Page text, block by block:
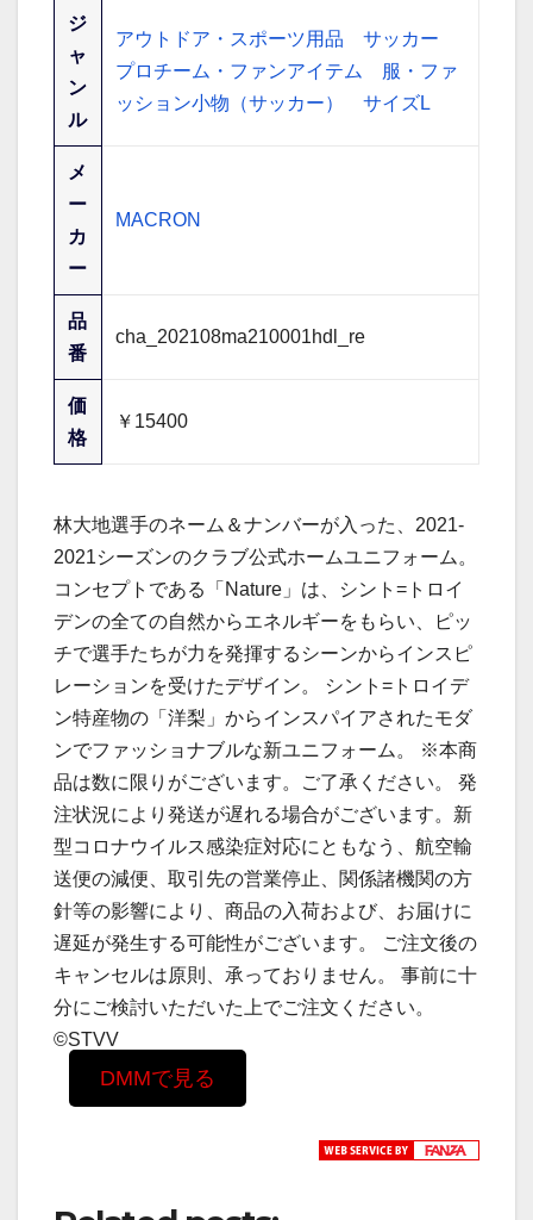
ジ
ャ
ン
ル
アウトドア・スポーツ用品
サッカー
プロチーム・ファンアイテム
服・ファ
ッション小物（サッカー）
サイズL
メ
ー
カ
ー
MACRON
品
番
cha_202108ma210001hdl_re
価
格
￥15400
林大地選手のネーム＆ナンバーが入った、2021-
2021シーズンのクラブ公式ホームユニフォーム。
コンセプトである「Nature」は、シント=トロイ
デンの全ての自然からエネルギーをもらい、ピッ
チで選手たちが力を発揮するシーンからインスピ
レーションを受けたデザイン。 シント=トロイデ
ン特産物の「洋梨」からインスパイアされたモダ
ンでファッショナブルな新ユニフォーム。 ※本商
品は数に限りがございます。ご了承ください。 発
注状況により発送が遅れる場合がございます。新
型コロナウイルス感染症対応にともなう、航空輸
送便の減便、取引先の営業停止、関係諸機関の方
針等の影響により、商品の入荷および、お届けに
遅延が発生する可能性がございます。 ご注文後の
キャンセルは原則、承っておりません。 事前に十
分にご検討いただいた上でご注文ください。
©STVV
DMMで見る